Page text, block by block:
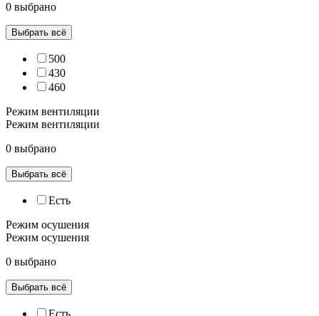
0 выбрано
Выбрать всё
500
430
460
Режим вентиляции
Режим вентиляции
0 выбрано
Выбрать всё
Есть
Режим осушения
Режим осушения
0 выбрано
Выбрать всё
Есть